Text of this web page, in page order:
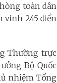
toàn dân
vinh 245 điển
Thường trực
Bộ Quốc
nhiệm Tổng